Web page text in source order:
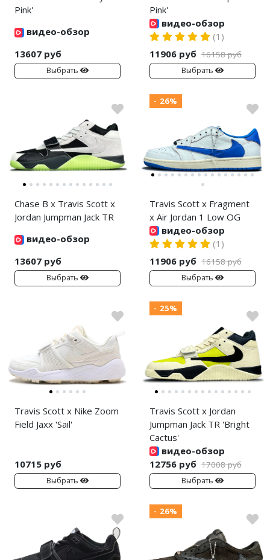
Pink'
видео-обзор
13607 руб
Выбрать
Pink'
видео-обзор
(1)
11906 руб 16158 руб
Выбрать
Chase B x Travis Scott x
Jordan Jumpman Jack TR
видео-обзор
13607 руб
Выбрать
- 26%
Travis Scott x Fragment
x Air Jordan 1 Low OG
видео-обзор
(1)
11906 руб 16158 руб
Выбрать
Travis Scott x Nike Zoom
Field Jaxx 'Sail'
10715 руб
Выбрать
- 25%
Travis Scott x Jordan
Jumpman Jack TR 'Bright
Cactus'
видео-обзор
12756 руб 17008 руб
Выбрать
- 26%
Jordan Tatum
Air Jordan 312
Air Jordan 40
Air Jordan 38
Air Jordan 37
Air Jordan 36
Air Jordan 1
Air Jordan 3
Air Jordan 4
Air Jordan 5
Air Jordan 7
Air Jordan 10
Air Jordan 11
Air Jordan 12
Air Jordan 14
Air Jordan 15
Nike Dunk
Nike Shox
Nike Blazer
Nike Initiator
Nike Pegasus
Nike Precision
Nike Hyperdunk
Nike Hyperset
Nike Cosmic Unity
Nike Air Deldon
Nike ST
Nike GT
Nike Ja
Nike LeBron
Nike Kyrie
Nike KD
adidas Samba
adidas Gazelle
adidas Handball
adidas adiFOM
adidas Adizero
adidas Harden
adidas Dame
adidas AE
Adidas Yeezy Boost 350 V2